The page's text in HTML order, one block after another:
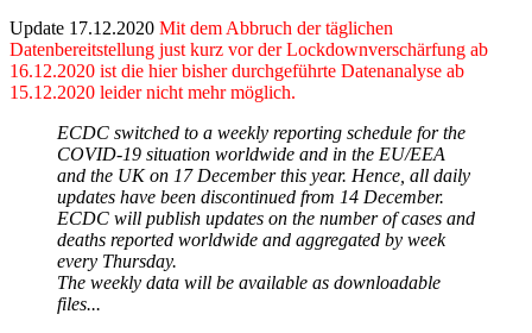
Update 17.12.2020 Mit dem Abbruch der täglichen
Datenbereitstellung just kurz vor der Lockdownverschärfung ab
16.12.2020 ist die hier bisher durchgeführte Datenanalyse ab
15.12.2020 leider nicht mehr möglich.
ECDC switched to a weekly reporting schedule for the
COVID-19 situation worldwide and in the EU/EEA
and the UK on 17 December this year. Hence, all daily
updates have been discontinued from 14 December.
ECDC will publish updates on the number of cases and
deaths reported worldwide and aggregated by week
every Thursday.
The weekly data will be available as downloadable
files...